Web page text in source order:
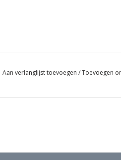
Aan verlanglijst toevoegen /Toevoegen